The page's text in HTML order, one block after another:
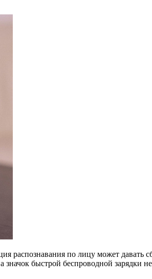
распознавания по лицу может давать
быстрой беспроводной зарядки